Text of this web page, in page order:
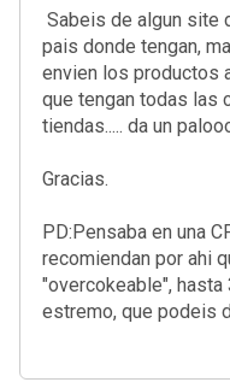
Sabeis de algun site
pais donde tengan,
envien los productos
que tengan todas las
tiendas..... da un
Gracias.
PD:Pensaba en una
recomiendan por ahi
"overcokeable", hasta
estremo, que podeis